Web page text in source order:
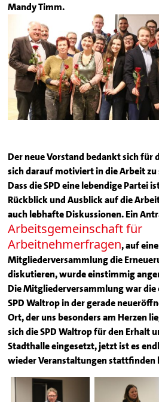
Mandy Timm.
Der neue Vorstand bedankt sich für
sich darauf motiviert in die Arbeit
Dass die SPD eine lebendige Partei
Rückblick und Ausblick auf die
auch lebhafte Diskussionen. Ein
Arbeitsgemeinschaft für
Arbeitnehmerfragen, auf
Mitgliederversammlung die
diskutieren, wurde einstimmig
Die Mitgliederversammlung war
SPD Waltrop in der gerade
Ort, der uns besonders am Herzen
sich die SPD Waltrop für den Erhalt
Stadthalle eingesetzt, jetzt ist es
wieder Veranstaltungen stattfinden